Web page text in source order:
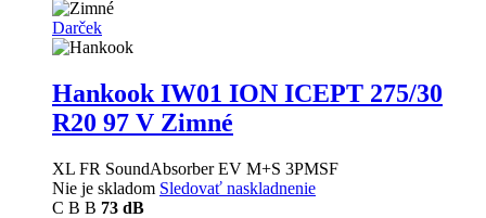
Darček
Hankook IW01 ION ICEPT 275/30
R20 97 V Zimné
XL FR SoundAbsorber EV M+S 3PMSF
Nie je skladom Sledovať naskladnenie
C B B 73 dB